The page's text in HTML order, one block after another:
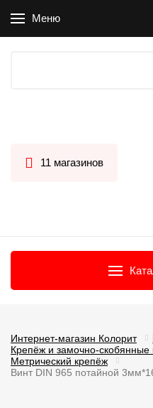
Меню
11 магазинов
Интернет-магазин Колорит
Крепёж и замочно-скобянные
Метрический крепёж
Винт DIN 965 потайной